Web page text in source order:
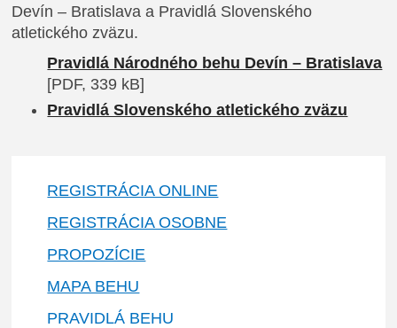
Devín – Bratislava a Pravidlá Slovenského
atletického zväzu.
Pravidlá Národného behu Devín – Bratislava
[PDF, 339 kB]
Pravidlá Slovenského atletického zväzu
REGISTRÁCIA ONLINE
REGISTRÁCIA OSOBNE
PROPOZÍCIE
MAPA BEHU
PRAVIDLÁ BEHU